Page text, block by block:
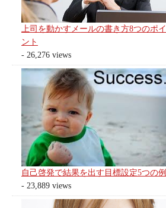
上司を動かすメールの書き方8つのポイ
ント
- 26,276 views
自己啓発で結果を出す目標設定5つの例
- 23,889 views